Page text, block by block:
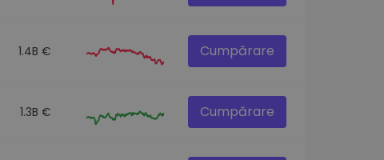
1.4B € Cumpărare
1.3B € Cumpărare